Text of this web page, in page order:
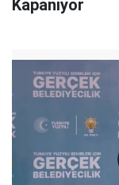
Kapanıyor